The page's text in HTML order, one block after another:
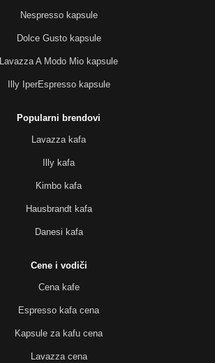
Nespresso kapsule
Dolce Gusto kapsule
Lavazza A Modo Mio kapsule
Illy IperEspresso kapsule
Popularni brendovi
Lavazza kafa
Illy kafa
Kimbo kafa
Hausbrandt kafa
Danesi kafa
Cene i vodiči
Cena kafe
Espresso kafa cena
Kapsule za kafu cena
Lavazza cena